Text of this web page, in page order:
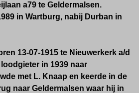
a79 te Geldermalsen.
in Wartburg, nabij Durban in
13-07-1915 te Nieuwerkerk a/d
in 1939 naar
met L. Knaap en keerde in de
naar Geldermalsen waar hij in